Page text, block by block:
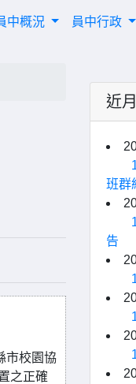
中概況 員中行政
市校園協
之正確
近
班群
告